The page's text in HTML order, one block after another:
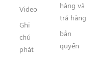
Video
Ghi
chú
phát
hàng và
trả hàng
bản
quyền